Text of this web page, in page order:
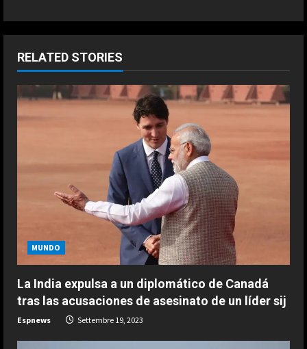
i
u
e
n
g
RELATED STORIES
MUNDO
La India expulsa a un diplomático de Canadá
tras las acusaciones de asesinato de un líder sij
Espnews Settembre 19, 2023
2
ESPAÑA
“Djokovic dice eso porque se está
haciendo mayor”: dura respuesta
de Fonseca a Novak
Agosto 7, 2026